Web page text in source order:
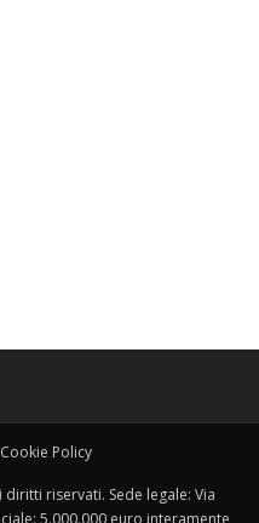
Cookie Policy
diritti riservati. Sede legale: Via